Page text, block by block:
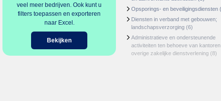
veel meer bedrijven. Ook kunt u
filters toepassen en exporteren
naar Excel.
Bekijken
Opsporings- en beveiligingsdiensten
Diensten in verband met gebouwen;
landschapsverzorging (6)
Administratieve en ondersteunende
activiteiten ten behoeve van
overige zakelijke dienstverlening (8)